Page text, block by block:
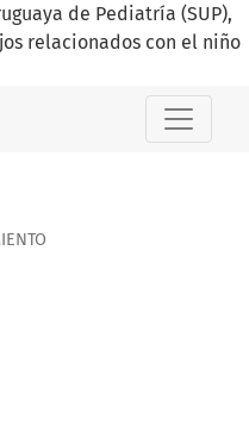
de Pediatría (SUP),
relacionados con el niño